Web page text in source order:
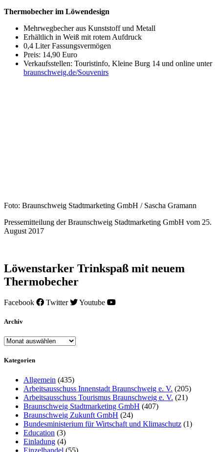
Thermobecher im Löwendesign
Mehrwegbecher aus Kunststoff und Metall
Erhältlich in Weiß mit rotem Aufdruck
0,4 Liter Fassungsvermögen
Preis: 14,90 Euro
Verkaufsstellen: Touristinfo, Kleine Burg 14 und online unter
braunschweig.de/Souvenirs
Foto: Braunschweig Stadtmarketing GmbH / Sascha Gramann
Pressemitteilung der Braunschweig Stadtmarketing GmbH vom 25.
August 2017
Löwenstarker Trinkspaß mit neuem
Thermobecher
Facebook Twitter Youtube
Archiv
Archiv
Kategorien
Allgemein (435)
Arbeitsausschuss Innenstadt Braunschweig e. V. (205)
Arbeitsausschuss Tourismus Braunschweig e. V. (21)
Braunschweig Stadtmarketing GmbH (407)
Braunschweig Zukunft GmbH (24)
Bundesministerium für Wirtschaft und Klimaschutz (1)
Education (3)
Einladung (4)
Einzelhandel (55)